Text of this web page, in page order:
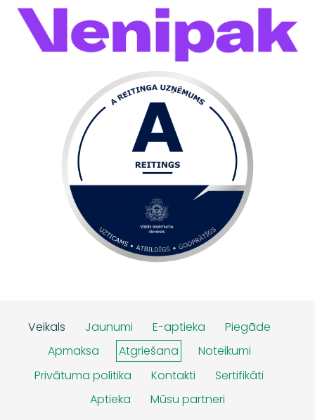
Veikals Jaunumi E-aptieka
Piegāde
Apmaksa
Atgriešana
Noteikumi
Privātuma politika
Kontakti
Sertifikāti
Aptieka
Mūsu partneri